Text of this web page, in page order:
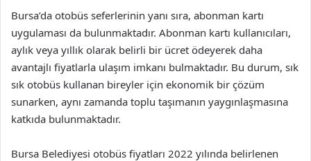
Bursa’da otobüs seferlerinin yanı sıra, abonman kartı
uygulaması da bulunmaktadır. Abonman kartı kullanıcıları,
aylık veya yıllık olarak belirli bir ücret ödeyerek daha
avantajlı fiyatlarla ulaşım imkanı bulmaktadır. Bu durum, sık
sık otobüs kullanan bireyler için ekonomik bir çözüm
sunarken, aynı zamanda toplu taşımanın yaygınlaşmasına
katkıda bulunmaktadır.
Bursa Belediyesi otobüs fiyatları 2022 yılında belirlenen